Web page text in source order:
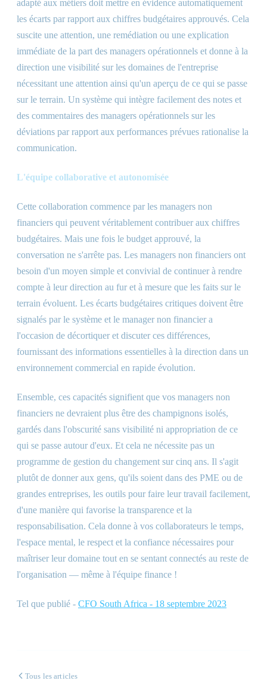
adapté aux métiers doit mettre en évidence automatiquement
les écarts par rapport aux chiffres budgétaires approuvés. Cela
suscite une attention, une remédiation ou une explication
immédiate de la part des managers opérationnels et donne à la
direction une visibilité sur les domaines de l'entreprise
nécessitant une attention ainsi qu'un aperçu de ce qui se passe
sur le terrain. Un système qui intègre facilement des notes et
des commentaires des managers opérationnels sur les
déviations par rapport aux performances prévues rationalise la
communication.
L'équipe collaborative et autonomisée
Cette collaboration commence par les managers non
financiers qui peuvent véritablement contribuer aux chiffres
budgétaires. Mais une fois le budget approuvé, la
conversation ne s'arrête pas. Les managers non financiers ont
besoin d'un moyen simple et convivial de continuer à rendre
compte à leur direction au fur et à mesure que les faits sur le
terrain évoluent. Les écarts budgétaires critiques doivent être
signalés par le système et le manager non financier a
l'occasion de décortiquer et discuter ces différences,
fournissant des informations essentielles à la direction dans un
environnement commercial en rapide évolution.
Ensemble, ces capacités signifient que vos managers non
financiers ne devraient plus être des champignons isolés,
gardés dans l'obscurité sans visibilité ni appropriation de ce
qui se passe autour d'eux. Et cela ne nécessite pas un
programme de gestion du changement sur cinq ans. Il s'agit
plutôt de donner aux gens, qu'ils soient dans des PME ou de
grandes entreprises, les outils pour faire leur travail facilement,
d'une manière qui favorise la transparence et la
responsabilisation. Cela donne à vos collaborateurs le temps,
l'espace mental, le respect et la confiance nécessaires pour
maîtriser leur domaine tout en se sentant connectés au reste de
l'organisation — même à l'équipe finance !
Tel que publié - CFO South Africa - 18 septembre 2023
Tous les articles